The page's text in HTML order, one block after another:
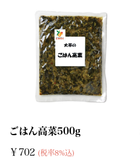
ごはん高菜500g
￥702 (税率8%込)